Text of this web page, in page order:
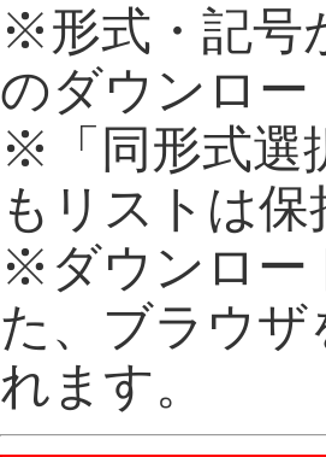
※形式・記号
のダウンロ
※「同形式選
もリストは
※ダウンロー
た、ブラウ
れます。